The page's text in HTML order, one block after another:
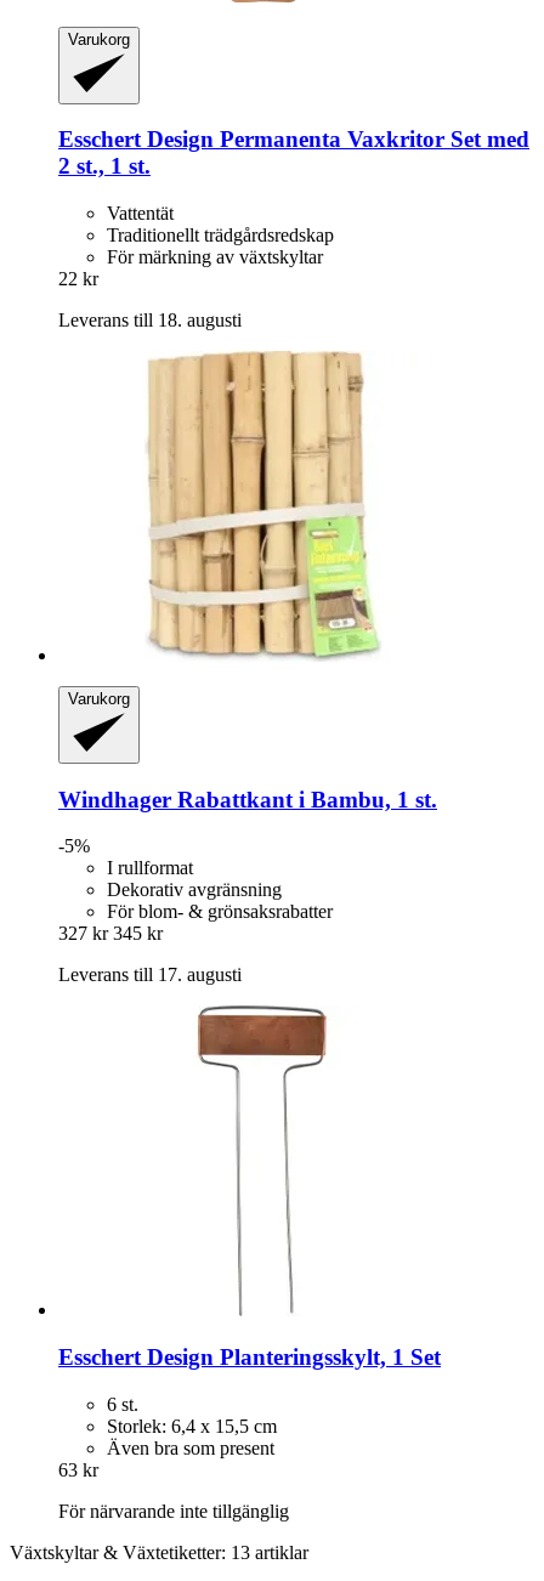
Varukorg
Esschert Design Permanenta Vaxkritor Set med
2 st., 1 st.
Vattentät
Traditionellt trädgårdsredskap
För märkning av växtskyltar
22 kr
Leverans till 18. augusti
Varukorg
Windhager Rabattkant i Bambu, 1 st.
-5%
I rullformat
Dekorativ avgränsning
För blom- & grönsaksrabatter
327 kr 345 kr
Leverans till 17. augusti
Esschert Design Planteringsskylt, 1 Set
6 st.
Storlek: 6,4 x 15,5 cm
Även bra som present
63 kr
För närvarande inte tillgänglig
Växtskyltar & Växtetiketter: 13 artiklar